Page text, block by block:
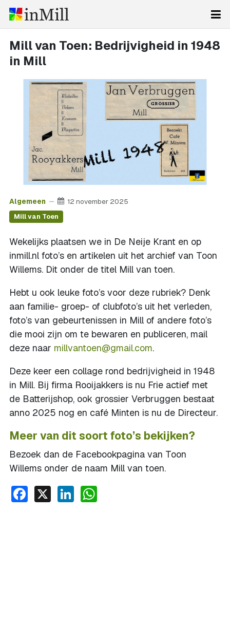
Mill van Toen: Bedrijvigheid in 1948
in Mill
Algemeen 12 november 2025
Mill van Toen
Wekelijks plaatsen we in De Neije Krant en op
inmill.nl foto’s en artikelen uit het archief van Toon
Willems. Dit onder de titel Mill van toen.
Hebt u ook leuke foto’s voor deze rubriek? Denk
aan familie- groep- of clubfoto’s uit het verleden,
foto’s van gebeurtenissen in Mill of andere foto’s
die mooi zijn om te bewaren en publiceren, mail
deze naar millvantoen@gmail.com.
Deze keer een collage rond bedrijvigheid in 1948
in Mill. Bij firma Rooijakkers is nu Frie actief met
de Batterijshop, ook grossier Verbruggen bestaat
anno 2025 nog en café Minten is nu de Directeur.
Meer van dit soort foto’s bekijken?
Bezoek dan de Facebookpagina van Toon
Willems onder de naam Mill van toen.
Facebook
X LinkedIn